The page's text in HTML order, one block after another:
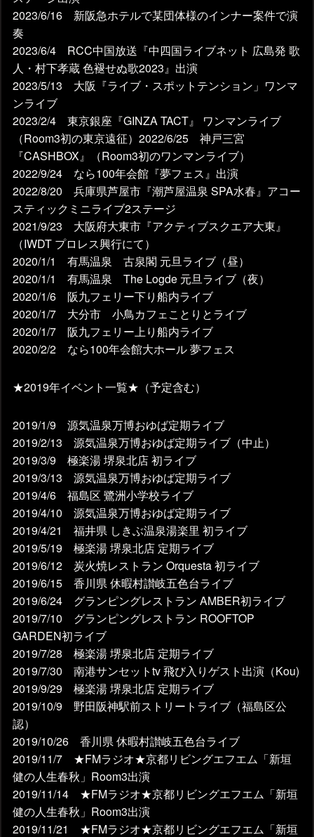
2023/6/16 新阪急ホテルで某団体様のインナー案件で演
奏
2023/6/4 RCC中国放送『中四国ライブネット 広島発 歌
人・村下孝蔵 色褪せぬ歌2023』出演
2023/5/13 大阪『ライブ・スポットテンション」ワンマ
ンライブ
2023/2/4 東京銀座『GINZA TACT』 ワンマンライブ
（Room3初の東京遠征）2022/6/25 神戸三宮
『CASHBOX』（Room3初のワンマンライブ）
2022/9/24 なら100年会館『夢フェス』出演
2022/8/20 兵庫県芦屋市『潮芦屋温泉 SPA水春』アコー
スティックミニライブ2ステージ
2021/9/23 大阪府大東市『アクティブスクエア大東』
（IWDT プロレス興行にて）
2020/1/1 有馬温泉 古泉閣 元旦ライブ（昼）
2020/1/1 有馬温泉 The Logde 元旦ライブ（夜）
2020/1/6 阪九フェリー下り船内ライブ
2020/1/7 大分市 小鳥カフェことりとライブ
2020/1/7 阪九フェリー上り船内ライブ
2020/2/2 なら100年会館大ホール 夢フェス
★2019年イベント一覧★（予定含む）
2019/1/9 源気温泉万博おゆば定期ライブ
2019/2/13 源気温泉万博おゆば定期ライブ（中止）
2019/3/9 極楽湯 堺泉北店 初ライブ
2019/3/13 源気温泉万博おゆば定期ライブ
2019/4/6 福島区 鷺洲小学校ライブ
2019/4/10 源気温泉万博おゆば定期ライブ
2019/4/21 福井県 しきぶ温泉湯楽里 初ライブ
2019/5/19 極楽湯 堺泉北店 定期ライブ
2019/6/12 炭火焼レストラン Orquesta 初ライブ
2019/6/15 香川県 休暇村讃岐五色台ライブ
2019/6/24 グランピングレストラン AMBER初ライブ
2019/7/10 グランピングレストラン ROOFTOP
GARDEN初ライブ
2019/7/28 極楽湯 堺泉北店 定期ライブ
2019/7/30 南港サンセットtv 飛び入りゲスト出演（Kou)
2019/9/29 極楽湯 堺泉北店 定期ライブ
2019/10/9 野田阪神駅前ストリートライブ（福島区公
認）
2019/10/26 香川県 休暇村讃岐五色台ライブ
2019/11/7 ★FMラジオ★京都リビングエフエム「新垣
健の人生春秋」Room3出演
2019/11/14 ★FMラジオ★京都リビングエフエム「新垣
健の人生春秋」Room3出演
2019/11/21 ★FMラジオ★京都リビングエフエム「新垣